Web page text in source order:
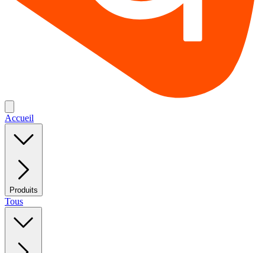
Accueil
Produits
Tous